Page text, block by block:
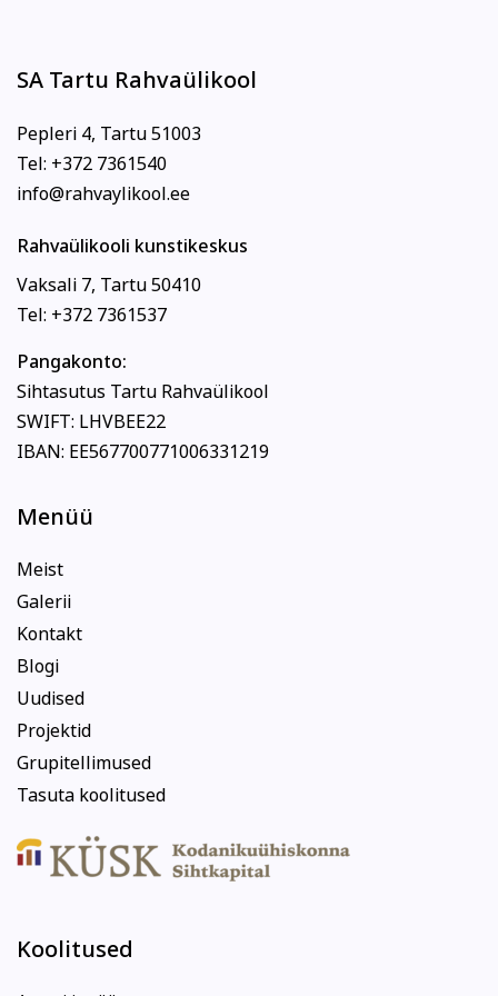
SA Tartu Rahvaülikool
Pepleri 4, Tartu 51003
Tel: +372 7361540
info@rahvaylikool.ee
Rahvaülikooli kunstikeskus
Vaksali 7, Tartu 50410
Tel: +372 7361537
Pangakonto:
Sihtasutus Tartu Rahvaülikool
SWIFT: LHVBEE22
IBAN: EE567700771006331219
Menüü
Meist
Galerii
Kontakt
Blogi
Uudised
Projektid
Grupitellimused
Tasuta koolitused
Koolitused